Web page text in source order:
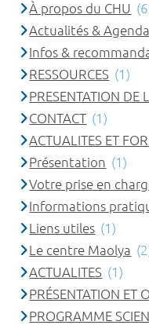
À propos du CHU
Actualités & Agenda
Infos &
RESSOURCES (1)
PRESENTATION DE
CONTACT (1)
ACTUALITES ET
Présentation (1)
Votre prise en
Informations
Liens utiles (1)
Le centre Maolya
ACTUALITES (1)
PRÉSENTATION ET
PROGRAMME